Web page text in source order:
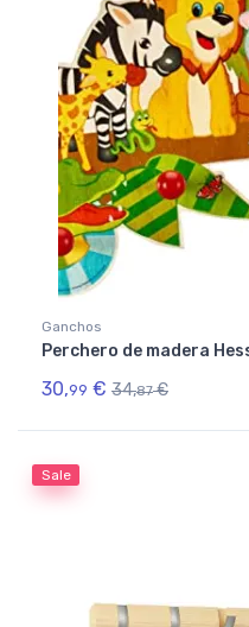
Ganchos
Perchero de madera
30,99 € 34,87 €
Sale